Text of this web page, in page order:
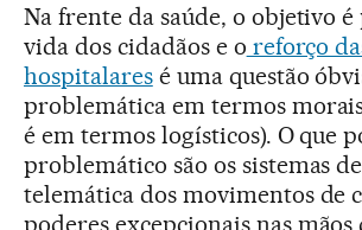
Na frente da saúde, o objetivo
vida dos cidadãos e o reforço
hospitalaresé uma questão
problemática em termos
é em termos logísticos). O que
problemático são os sistemas
telemática dos movimentos de
poderes excepcionais nas mãos